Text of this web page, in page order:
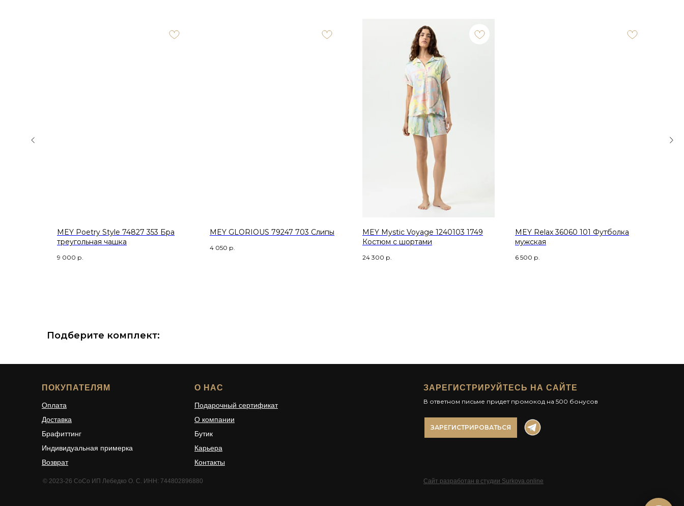
MEY Poetry Style 74827 353 Бра
треугольная чашка
9 000 р.
MEY GLORIOUS 79247 703 Слипы
4 050 р.
MEY Mystic Voyage 1240103 1749
Костюм с шортами
24 300 р.
MEY Relax 36060 101 Футболка
мужская
6 500 р.
Подберите комплект:
ПОКУПАТЕЛЯМ О НАС
© 2023-26 CoCo ИП Лебедко О. С. ИНН: 744802896880 Сайт разработан в студии Surkova.online
ЗАРЕГИСТРИРУЙТЕСЬ НА САЙТЕ
В ответном письме придет промокод на 500 бонусов
Оплата
Доставка
Брафиттинг
Индивидуальная примерка
Возврат
Подарочный сертификат
О компании
Бутик
Карьера
ЗАРЕГИСТРИРОВАТЬСЯ
Контакты